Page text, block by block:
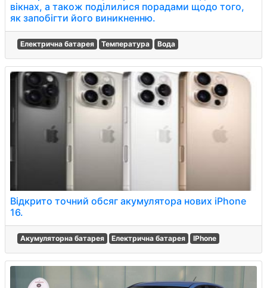
вікнах, а також поділилися порадами щодо того,
як запобігти його виникненню.
Електрична батарея Температура Вода
Відкрито точний обсяг акумулятора нових iPhone
16.
Акумуляторна батарея Електрична батарея IPhone